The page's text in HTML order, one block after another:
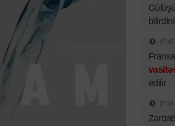
17:45
edilir
17:34